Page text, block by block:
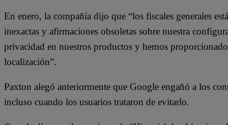
En enero, la compañía dijo que “los fiscales generales
inexactas y afirmaciones obsoletas sobre nuestra
privacidad en nuestros productos y hemos
localización”.
Paxton alegó anteriormente que Google engañó a los
incluso cuando los usuarios trataron de evitarlo.